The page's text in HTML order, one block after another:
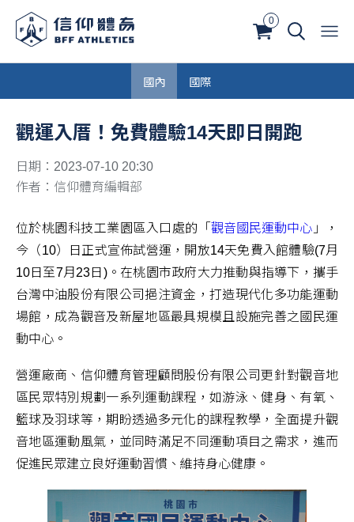
0
國內 國際
觀運入厝！免費體驗14天即日開跑
日期：2023-07-10 20:30
作者：信仰體育編輯部
位於桃園科技工業園區入口處的「觀音國民運動中心 」，
今（10）日正式宣佈試營運，開放14天免費入館體驗(7月
10日至7月23日)。在桃園市政府大力推動與指導下，攜手
台灣中油股份有限公司挹注資金，打造現代化多功能運動
場館，成為觀音及新屋地區最具規模且設施完善之國民運
動中心。
營運廠商、信仰體育管理顧問股份有限公司更針對觀音地
區民眾特別規劃一系列運動課程，如游泳、健身、有氧、
籃球及羽球等，期盼透過多元化的課程教學，全面提升觀
音地區運動風氣，並同時滿足不同運動項目之需求，進而
促進民眾建立良好運動習慣、維持身心健康。